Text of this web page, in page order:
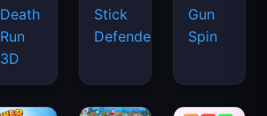
Death
Run
3D
Stick
Defenders
Gun
Spin